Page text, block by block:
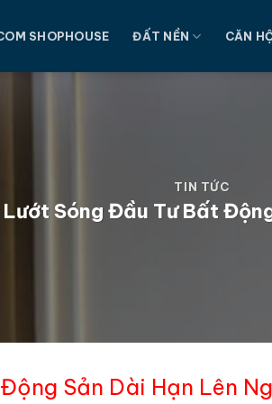
SHOPHOUSE ĐẤT NỀN CĂN
TIN TỨC
Sóng Đầu Tư Bất
Sản Dài Hạn Lên